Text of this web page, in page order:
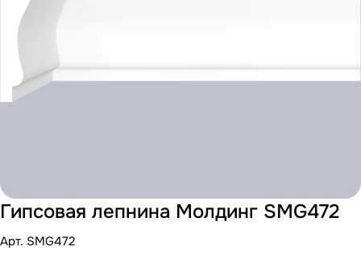
Гипсовая лепнина Молдинг SMG472
Арт. SMG472